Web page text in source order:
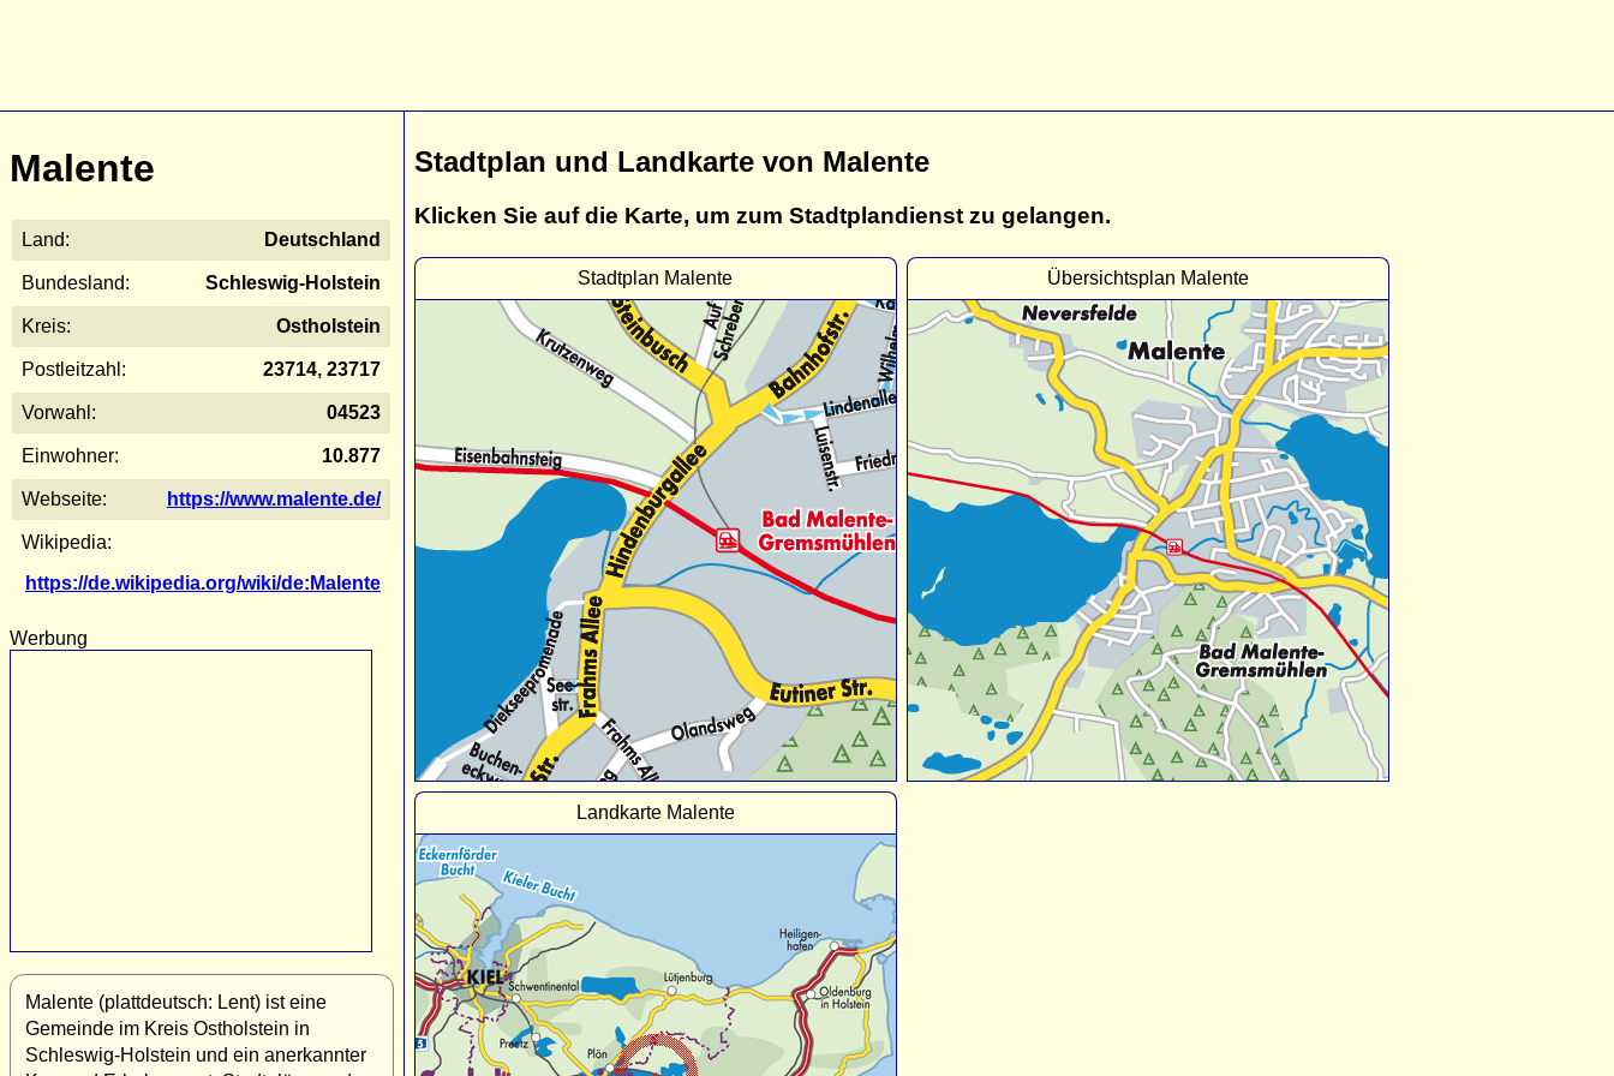
Malente
Land: Deutschland
Bundesland: Schleswig-Holstein
Kreis: Ostholstein
Postleitzahl: 23714, 23717
Vorwahl: 04523
Einwohner: 10.877
Webseite: https://www.malente.de/
Wikipedia:
https://de.wikipedia.org/wiki/de:Malente
Werbung
Malente (plattdeutsch: Lent) ist eine
Gemeinde im Kreis Ostholstein in
Schleswig-Holstein und ein anerkannter
Stadtplan und Landkarte von Malente
Klicken Sie auf die Karte, um zum Stadtplandienst zu gelangen.
Stadtplan Malente Übersichtsplan Malente
Landkarte Malente